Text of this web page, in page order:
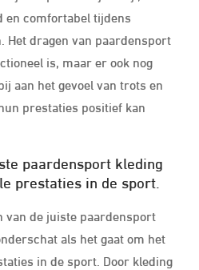
comfortabel tijdens
dragen van paardensport
is, maar er ook nog
aan het gevoel van trots en
prestaties positief kan
paardensport kleding
prestaties in de sport.
van de juiste paardensport
als het gaat om het
in de sport. Door kleding